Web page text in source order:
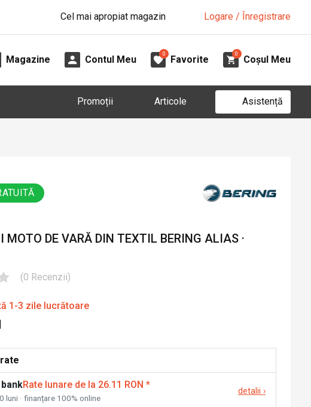
Cel mai apropiat magazin Logare / Înregistrare
Magazine Contul Meu
0
Favorite
0
Coșul Meu
Promoții Articole Asistență
MOTO DE VARĂ DIN TEXTIL BERING ALIAS ·
(0 Recenzii)
1-3 zile lucrătoare
Rate lunare de la 26.11 RON *
luni · finanțare 100% online
detalii ›